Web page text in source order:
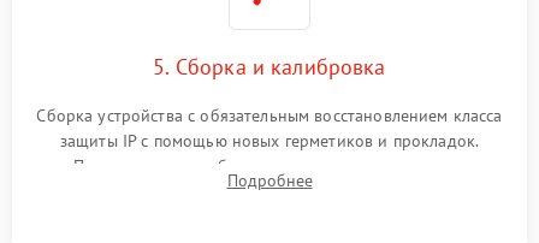
5. Сборка и калибровка
Сборка устройства с обязательным восстановлением класса
защиты IP с помощью новых герметиков и прокладок.
Программная калибровка матрицы по эталонному
абсолютно черному телу для точного измерения температур.
Подробнее